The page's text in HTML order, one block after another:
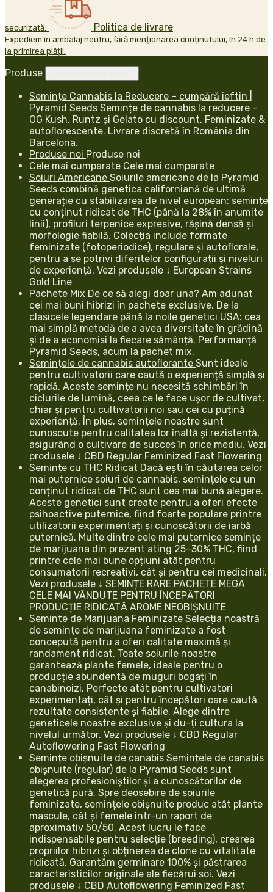
securizată. Politica de livrare
Expediem în ambalaj neutru, fără menționarea conținutului, în 24 h de
la primirea plății.
Produse
Semințe Cannabis la Reducere – cumpără ieftin |
Pyramid Seeds Semințe de cannabis la reducere –
OG Kush, Runtz și Gelato cu discount. Feminizate &
autoflorescente. Livrare discretă în România din
Barcelona.
Produse noi Produse noi
Cele mai cumparate Cele mai cumparate
Soiuri Americane Soiurile americane de la Pyramid
Seeds combină genetica californiană de ultimă
generație cu stabilizarea de nivel european: semințe
cu conținut ridicat de THC (până la 28% în anumite
linii), profiluri terpenice expresive, rășină densă și
morfologie fiabilă. Colecția include formate
feminizate (fotoperiodice), regulare și autoflorale,
pentru a se potrivi diferitelor configurații și niveluri
de experiență. Vezi produsele ↓ European Strains
Gold Line
Pachete Mix De ce să alegi doar una? Am adunat
cei mai buni hibrizi în pachete exclusive. De la
clasicele legendare până la noile genetici USA: cea
mai simplă metodă de a avea diversitate în grădină
și de a economisi la fiecare sămânță. Performanță
Pyramid Seeds, acum la pachet mix.
Semințele de cannabis autoflorante Sunt ideale
pentru cultivatorii care caută o experiență simplă și
rapidă. Aceste semințe nu necesită schimbări în
ciclurile de lumină, ceea ce le face ușor de cultivat,
chiar și pentru cultivatorii noi sau cei cu puțină
experiență. În plus, semințele noastre sunt
cunoscute pentru calitatea lor înaltă și rezistență,
asigurând o cultivare de succes în orice mediu. Vezi
produsele ↓ CBD Regular Feminized Fast Flowering
Semințe cu THC Ridicat Dacă ești în căutarea celor
mai puternice soiuri de cannabis, semințele cu un
conținut ridicat de THC sunt cea mai bună alegere.
Aceste genetici sunt create pentru a oferi efecte
psihoactive puternice, fiind foarte populare printre
utilizatorii experimentați și cunoscătorii de iarbă
puternică. Multe dintre cele mai puternice semințe
de marijuana din prezent ating 25–30% THC, fiind
printre cele mai bune opțiuni atât pentru
consumatorii recreativi, cât și pentru cei medicinali.
Vezi produsele ↓ SEMINȚE RARE PACHETE MEGA
CELE MAI VÂNDUTE PENTRU ÎNCEPĂTORI
PRODUCȚIE RIDICATĂ AROME NEOBIȘNUITE
Seminte de Marijuana Feminizate Selecția noastră
de semințe de marijuana feminizate a fost
concepută pentru a oferi calitate maximă și
randament ridicat. Toate soiurile noastre
garantează plante femele, ideale pentru o
producție abundentă de muguri bogați în
canabinoizi. Perfecte atât pentru cultivatori
experimentați, cât și pentru începători care caută
rezultate consistente și fiabile. Alege dintre
geneticele noastre exclusive și du-ți cultura la
nivelul următor. Vezi produsele ↓ CBD Regular
Autoflowering Fast Flowering
Semințe obișnuite de canabis Semințele de canabis
obișnuite (regular) de la Pyramid Seeds sunt
alegerea profesioniștilor și a cunoscătorilor de
genetică pură. Spre deosebire de soiurile
feminizate, semințele obișnuite produc atât plante
mascule, cât și femele într-un raport de
aproximativ 50/50. Acest lucru le face
indispensabile pentru selecție (breeding), crearea
propriilor hibrizi și obținerea de clone cu vitalitate
ridicată. Garantăm germinare 100% și păstrarea
caracteristicilor originale ale fiecărui soi. Vezi
produsele ↓ CBD Autoflowering Feminized Fast